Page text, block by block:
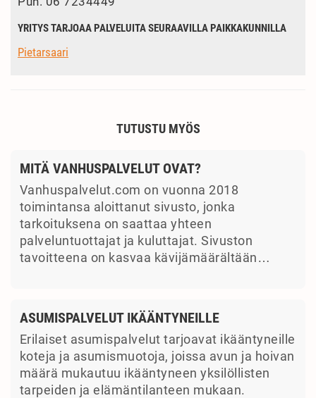
YRITYS TARJOAA PALVELUITA SEURAAVILLA PAIKKAKUNNILLA
Pietarsaari
TUTUSTU MYÖS
MITÄ VANHUSPALVELUT OVAT?
Vanhuspalvelut.com on vuonna 2018
toimintansa aloittanut sivusto, jonka
tarkoituksena on saattaa yhteen
palveluntuottajat ja kuluttajat. Sivuston
tavoitteena on kasvaa kävijämäärältään…
ASUMISPALVELUT IKÄÄNTYNEILLE
Erilaiset asumispalvelut tarjoavat ikääntyneille
koteja ja asumismuotoja, joissa avun ja hoivan
määrä mukautuu ikääntyneen yksilöllisten
tarpeiden ja elämäntilanteen mukaan.